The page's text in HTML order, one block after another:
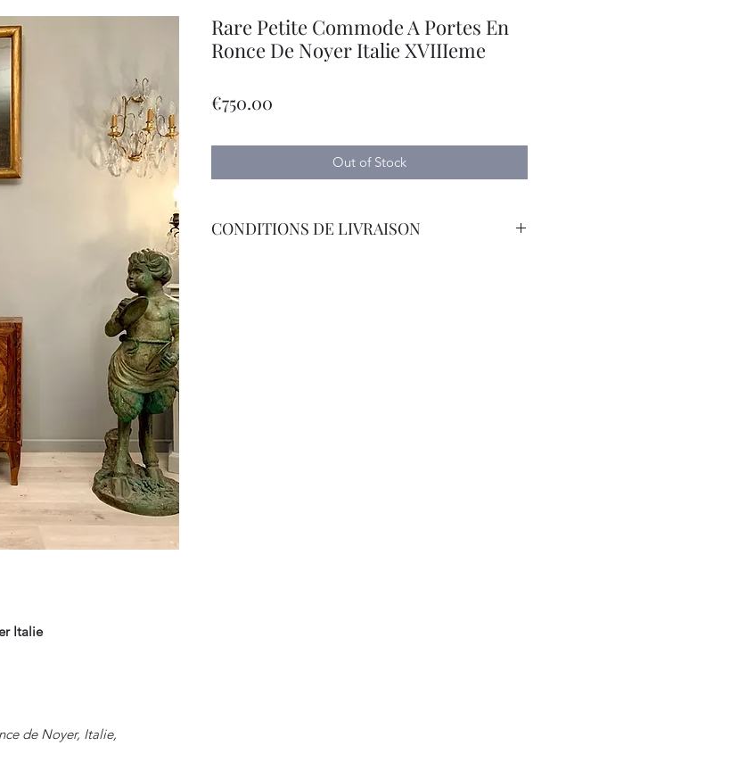
Italie
de Noyer, Italie,
Rare Petite Commode A Portes En
Ronce De Noyer Italie XVIIIeme
€750.00
Out of Stock
CONDITIONS DE LIVRAISON